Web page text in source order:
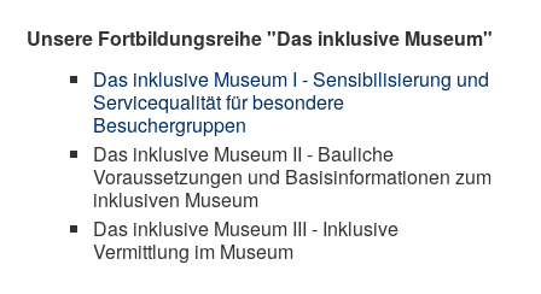
Unsere Fortbildungsreihe "Das inklusive Museum"
Das inklusive Museum I - Sensibilisierung und
Servicequalität für besondere
Besuchergruppen
Das inklusive Museum II - Bauliche
Voraussetzungen und Basisinformationen zum
inklusiven Museum
Das inklusive Museum III - Inklusive
Vermittlung im Museum